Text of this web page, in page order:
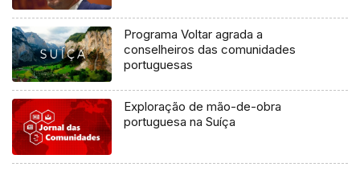
Programa Voltar agrada a
conselheiros das comunidades
portuguesas
Exploração de mão-de-obra
portuguesa na Suíça